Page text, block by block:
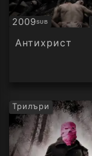
2009SUB
Субтитри
Антихрист
Трилъри